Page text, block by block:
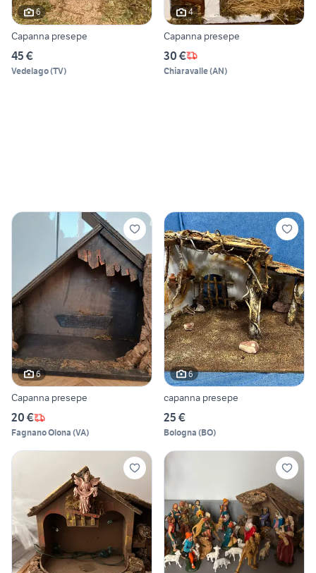
6
Capanna presepe
45 €
Vedelago(TV)
4
Capanna presepe
30 €
Chiaravalle(AN)
6
Capanna presepe
20 €
Fagnano Olona (VA)
6
capanna presepe
25 €
Bologna (BO)